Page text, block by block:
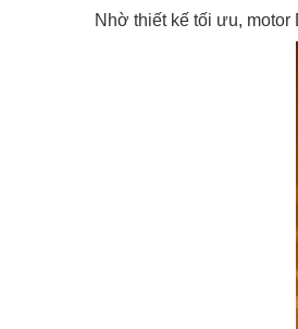
Nhờ thiết kế tối ưu,